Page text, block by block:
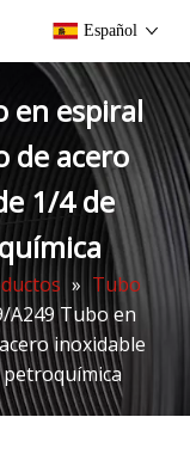
Español
en espiral
de acero
1/4 de
» Tubo
A249 Tubo en
inoxidable
petroquímica